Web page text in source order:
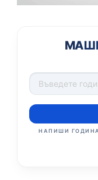
НАПИШИ